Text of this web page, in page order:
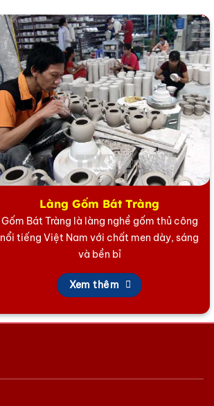
Làng Gốm Bát Tràng
Gốm Bát Tràng là làng nghề gốm thủ công
nổi tiếng Việt Nam với chất men dày, sáng
và bền bỉ
Xem thêm